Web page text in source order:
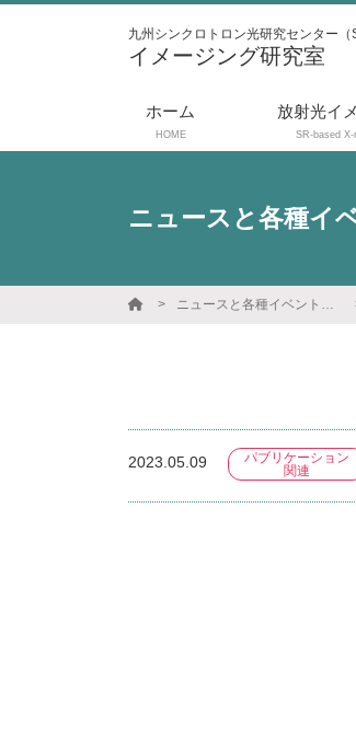
九州シンクロトロン光研究センター（
イメージング研究室
ホーム
HOME
放射光イ
SR-based
ニュースと各種イ
ニュースと各種イベント情報
2023.05.09
パブリケーション
関連